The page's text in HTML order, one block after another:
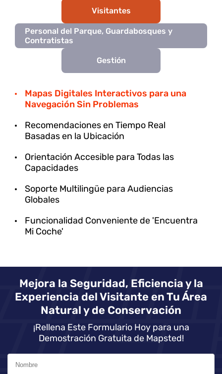
Visitantes
Personal del Parque, Guardabosques y
Contratistas
Gestión
Mapas Digitales Interactivos para una
Navegación Sin Problemas
Recomendaciones en Tiempo Real
Basadas en la Ubicación
Orientación Accesible para Todas las
Capacidades
Soporte Multilingüe para Audiencias
Globales
Funcionalidad Conveniente de 'Encuentra
Mi Coche'
Mejora la Seguridad, Eficiencia y la
Experiencia del Visitante en Tu Área
Natural y de Conservación
¡Rellena Este Formulario Hoy para una
Demostración Gratuita de Mapsted!